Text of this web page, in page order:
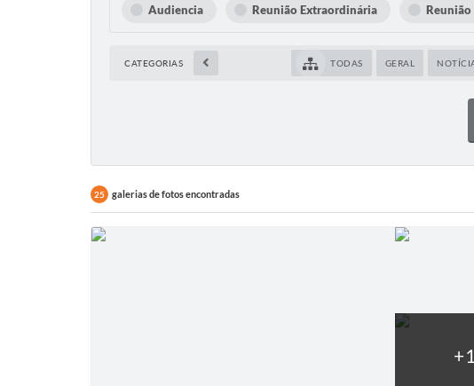
Audiencia Reunião Extraordinária
CATEGORIAS TODAS GERAL
25 galerias de fotos encontradas